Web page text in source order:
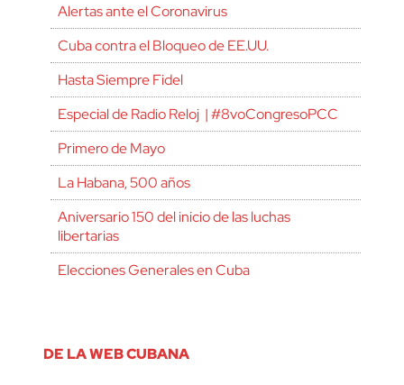
Alertas ante el Coronavirus
Cuba contra el Bloqueo de EE.UU.
Hasta Siempre Fidel
Especial de Radio Reloj | #8voCongresoPCC
Primero de Mayo
La Habana, 500 años
Aniversario 150 del inicio de las luchas
libertarias
Elecciones Generales en Cuba
DE LA WEB CUBANA